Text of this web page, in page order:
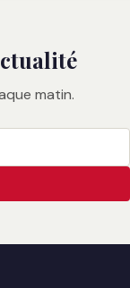
matin.